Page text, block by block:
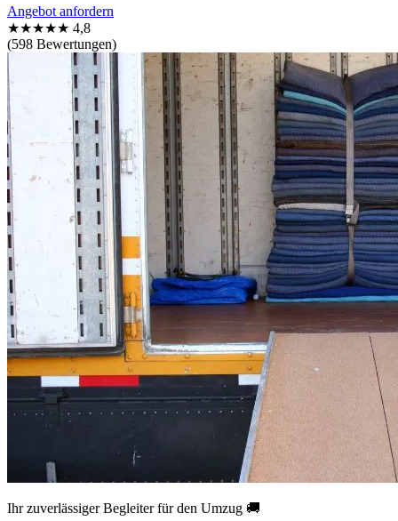
Angebot anfordern
★★★★★ 4,8
(598 Bewertungen)
Ihr zuverlässiger Begleiter für den Umzug 🚚